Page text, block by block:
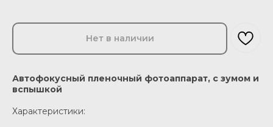
Нет в наличии
Автофокусный пленочный фотоаппарат, с зумом и
вспышкой
Характеристики: